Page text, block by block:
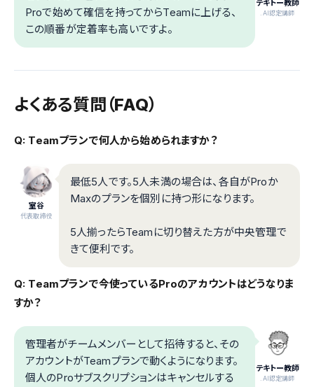
テキトー教師
.AI認定講師
Proで始めて確信を持ってからTeamに上げる、
この順番が定着率も高いですよ。
よくある質問（FAQ）
Q: Teamプランで何人から始められますか？
室谷
代表取締役
最低5人です。5人未満の場合は、各自がProか
Maxのプランを個別に持つ形になります。
5人揃ったらTeamに切り替えた方が中央管理で
きて便利です。
Q: Teamプランで今使っているProのアカウントはどうなりま
すか？
テキトー教師
.AI認定講師
管理者がチームメンバーとして招待すると、その
アカウントがTeamプランで動くようになります。
個人のProサブスクリプションはキャンセルする